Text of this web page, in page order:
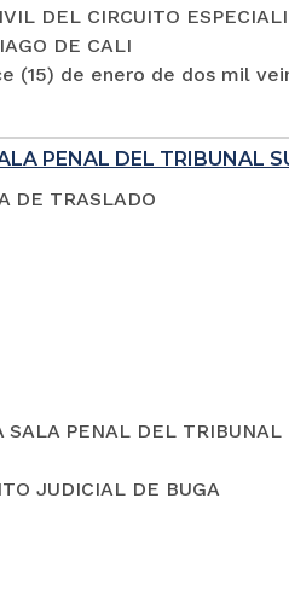
DEL CIRCUITO
DE CALI
(15) de enero de dos mil
PENAL DEL TRIBUNAL
DE TRASLADO
SALA PENAL DEL TRIBUNAL
JUDICIAL DE BUGA